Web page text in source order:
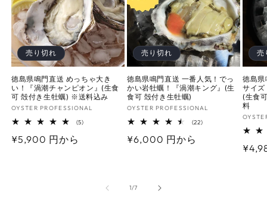
売り切れ
徳島県鳴門直送 めっちゃ大き
い！『渦潮チャンピオン』(生食
可 殻付き生牡蠣) ※送料込み
販
売
元:
OYSTER PROFESSIONAL
(5)5
通
¥5,900 円から
売り切れ
徳島県鳴門直送 一番人気！でっ
かい岩牡蠣！『渦潮キング』(生
食可 殻付き生牡蠣)
販
売
元:
OYSTER PROFESSIONAL
(22)22
通
¥6,000 円から
売
徳島県
サイ
(生食
料
販
売
元:
通
1/の
7